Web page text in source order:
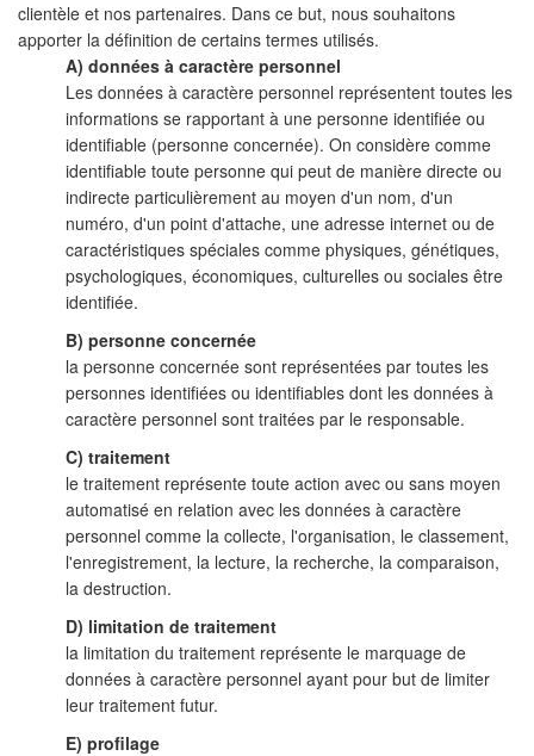
clientèle et nos partenaires. Dans ce but, nous souhaitons
apporter la définition de certains termes utilisés.
A) données à caractère personnel
Les données à caractère personnel représentent toutes les
informations se rapportant à une personne identifiée ou
identifiable (personne concernée). On considère comme
identifiable toute personne qui peut de manière directe ou
indirecte particulièrement au moyen d'un nom, d'un
numéro, d'un point d'attache, une adresse internet ou de
caractéristiques spéciales comme physiques, génétiques,
psychologiques, économiques, culturelles ou sociales être
identifiée.
B) personne concernée
la personne concernée sont représentées par toutes les
personnes identifiées ou identifiables dont les données à
caractère personnel sont traitées par le responsable.
C) traitement
le traitement représente toute action avec ou sans moyen
automatisé en relation avec les données à caractère
personnel comme la collecte, l'organisation, le classement,
l'enregistrement, la lecture, la recherche, la comparaison,
la destruction.
D) limitation de traitement
la limitation du traitement représente le marquage de
données à caractère personnel ayant pour but de limiter
leur traitement futur.
E) profilage